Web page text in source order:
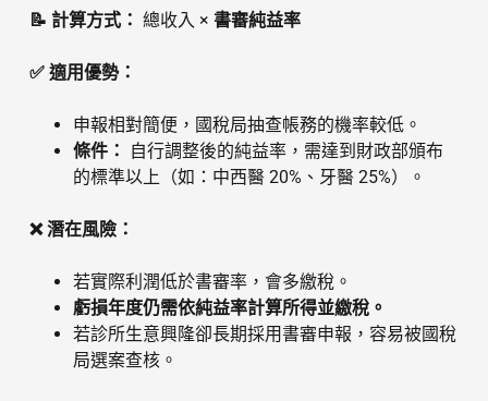
📝 計算方式： 總收入 × 書審純益率
✅ 適用優勢：
申報相對簡便，國稅局抽查帳務的機率較低。
條件：
自行調整後的純益率，需達到財政部頒布
的標準以上（如：中西醫 20%、牙醫 25%）。
❌ 潛在風險：
若實際利潤低於書審率，會多繳稅。
虧損年度仍需依純益率計算所得並繳稅。
若診所生意興隆卻長期採用書審申報，容易被國稅
局選案查核。